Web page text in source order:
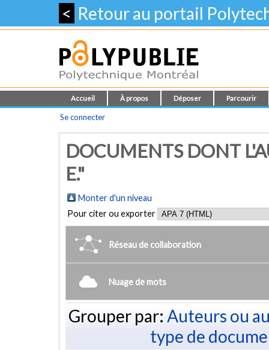
< Retour au portail
Accueil À propos Déposer Parcourir
Se connecter
DOCUMENTS DONT
E."
Monter d'un niveau
Pour citer ou exporter
Réseau de collaboration
Nuage de mots
Grouper par: Auteurs ou
type de